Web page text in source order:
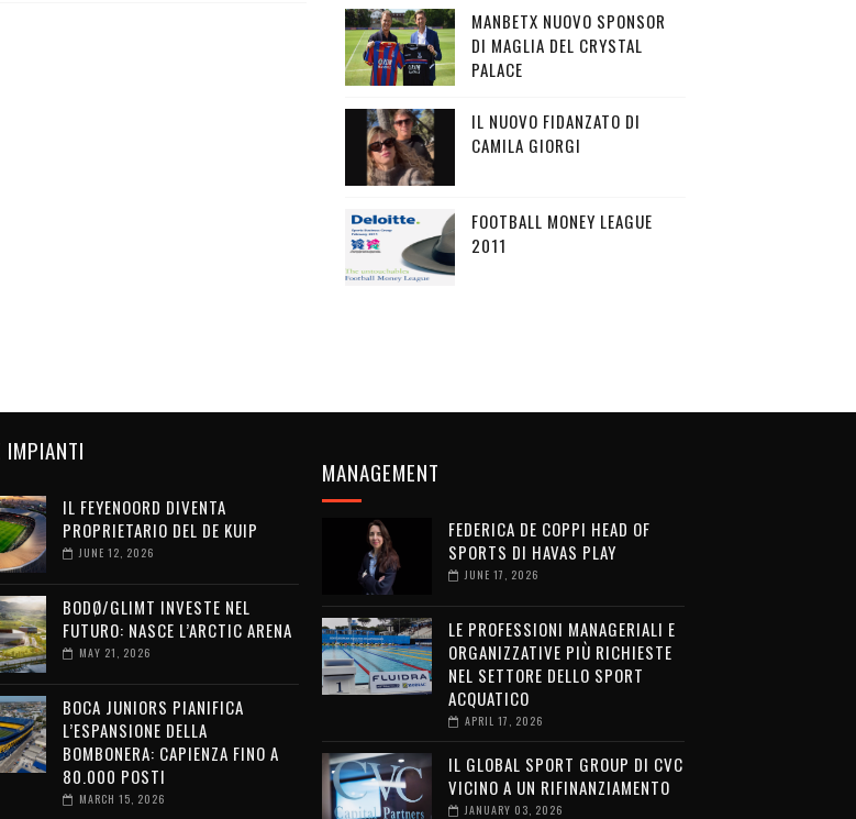
MANBETX NUOVO SPONSOR
DI MAGLIA DEL CRYSTAL
PALACE
IL NUOVO FIDANZATO DI
CAMILA GIORGI
FOOTBALL MONEY LEAGUE
2011
IMPIANTI
IL FEYENOORD DIVENTA
PROPRIETARIO DEL DE KUIP
JUNE 12, 2026
BODØ/GLIMT INVESTE NEL
FUTURO: NASCE L’ARCTIC ARENA
MAY 21, 2026
BOCA JUNIORS PIANIFICA
L’ESPANSIONE DELLA
BOMBONERA: CAPIENZA FINO A
80.000 POSTI
MARCH 15, 2026
MANAGEMENT
FEDERICA DE COPPI HEAD OF
SPORTS DI HAVAS PLAY
JUNE 17, 2026
LE PROFESSIONI MANAGERIALI E
ORGANIZZATIVE PIÙ RICHIESTE
NEL SETTORE DELLO SPORT
ACQUATICO
APRIL 17, 2026
IL GLOBAL SPORT GROUP DI CVC
VICINO A UN RIFINANZIAMENTO
JANUARY 03, 2026